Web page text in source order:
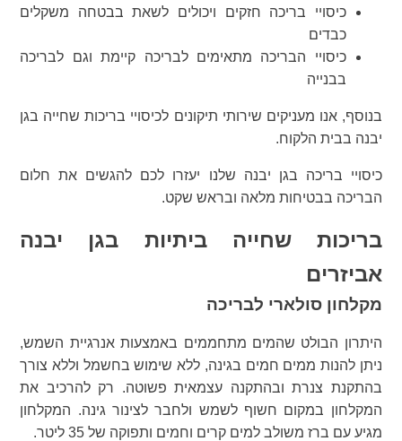
כיסויי בריכה חזקים ויכולים לשאת בבטחה משקלים
כבדים
כיסויי הבריכה מתאימים לבריכה קיימת וגם לבריכה
בבנייה
בנוסף, אנו מעניקים שירותי תיקונים לכיסויי בריכות שחייה בגן
יבנה בבית הלקוח.
כיסויי בריכה בגן יבנה שלנו יעזרו לכם להגשים את חלום
הבריכה בבטיחות מלאה ובראש שקט.
בריכות שחייה ביתיות בגן יבנה
אביזרים
מקלחון סולארי לבריכה
היתרון הבולט שהמים מתחממים באמצעות אנרגיית השמש,
ניתן להנות ממים חמים בגינה, ללא שימוש בחשמל וללא צורך
בהתקנת צנרת ובהתקנה עצמאית פשוטה. רק להרכיב את
המקלחון במקום חשוף לשמש ולחבר לצינור גינה. המקלחון
מגיע עם ברז משולב למים קרים וחמים ותפוקה של 35 ליטר.